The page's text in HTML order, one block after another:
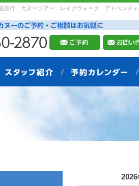
旅行 カヌーツアー レイクウォーク アドベンチ
2026